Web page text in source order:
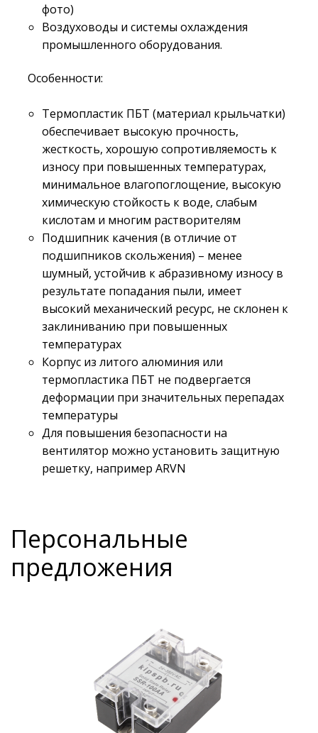
фото)
Воздуховоды и системы охлаждения
промышленного оборудования.
Особенности:
Термопластик ПБТ (материал крыльчатки)
обеспечивает высокую прочность,
жесткость, хорошую сопротивляемость к
износу при повышенных температурах,
минимальное влагопоглощение, высокую
химическую стойкость к воде, слабым
кислотам и многим растворителям
Подшипник качения (в отличие от
подшипников скольжения) – менее
шумный, устойчив к абразивному износу в
результате попадания пыли, имеет
высокий механический ресурс, не склонен к
заклиниванию при повышенных
температурах
Корпус из литого алюминия или
термопластика ПБТ не подвергается
деформации при значительных перепадах
температуры
Для повышения безопасности на
вентилятор можно установить защитную
решетку, например ARVN
Персональные
предложения